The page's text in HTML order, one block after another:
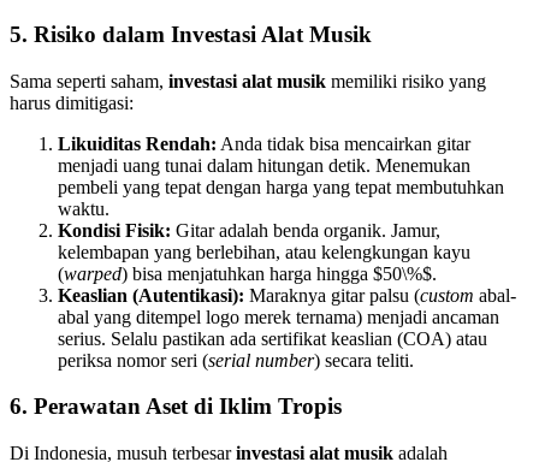
5. Risiko dalam Investasi Alat Musik
Sama seperti saham, investasi alat musik memiliki risiko yang
harus dimitigasi:
Likuiditas Rendah: Anda tidak bisa mencairkan gitar
menjadi uang tunai dalam hitungan detik. Menemukan
pembeli yang tepat dengan harga yang tepat membutuhkan
waktu.
Kondisi Fisik: Gitar adalah benda organik. Jamur,
kelembapan yang berlebihan, atau kelengkungan kayu
(warped) bisa menjatuhkan harga hingga $50\%$.
Keaslian (Autentikasi): Maraknya gitar palsu (custom abal-
abal yang ditempel logo merek ternama) menjadi ancaman
serius. Selalu pastikan ada sertifikat keaslian (COA) atau
periksa nomor seri (serial number) secara teliti.
6. Perawatan Aset di Iklim Tropis
Di Indonesia, musuh terbesarinvestasi alat musik adalah